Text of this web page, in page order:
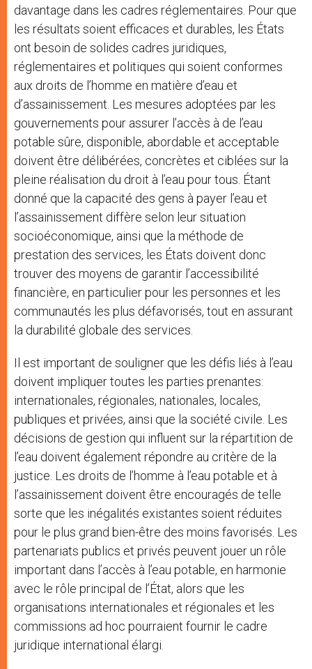
davantage dans les cadres réglementaires. Pour que
les résultats soient efficaces et durables, les États
ont besoin de solides cadres juridiques,
réglementaires et politiques qui soient conformes
aux droits de l’homme en matière d’eau et
d’assainissement. Les mesures adoptées par les
gouvernements pour assurer l’accès à de l’eau
potable sûre, disponible, abordable et acceptable
doivent être délibérées, concrètes et ciblées sur la
pleine réalisation du droit à l’eau pour tous. Étant
donné que la capacité des gens à payer l’eau et
l’assainissement diffère selon leur situation
socioéconomique, ainsi que la méthode de
prestation des services, les États doivent donc
trouver des moyens de garantir l’accessibilité
financière, en particulier pour les personnes et les
communautés les plus défavorisés, tout en assurant
la durabilité globale des services.
Il est important de souligner que les défis liés à l’eau
doivent impliquer toutes les parties prenantes:
internationales, régionales, nationales, locales,
publiques et privées, ainsi que la société civile. Les
décisions de gestion qui influent sur la répartition de
l’eau doivent également répondre au critère de la
justice. Les droits de l’homme à l’eau potable et à
l’assainissement doivent être encouragés de telle
sorte que les inégalités existantes soient réduites
pour le plus grand bien-être des moins favorisés. Les
partenariats publics et privés peuvent jouer un rôle
important dans l’accès à l’eau potable, en harmonie
avec le rôle principal de l’État, alors que les
organisations internationales et régionales et les
commissions ad hoc pourraient fournir le cadre
juridique international élargi.